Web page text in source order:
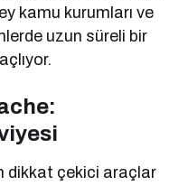
kamu kurumları ve
uzun süreli bir
dikkat çekici araçlar